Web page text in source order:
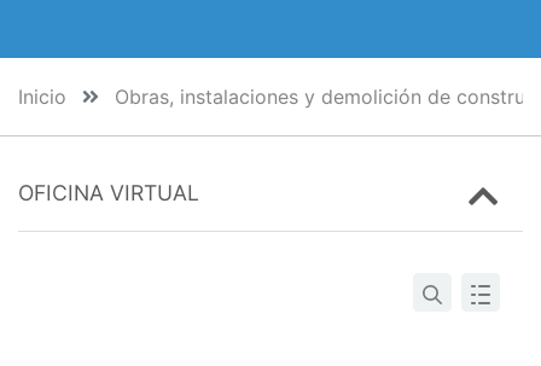
Inicio Obras, instalaciones y demolición de
OFICINA VIRTUAL